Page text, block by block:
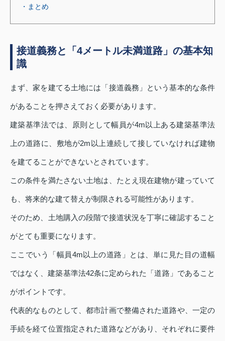
・まとめ
接道義務と「4メートル未満道路」の基本知
識
まず、家を建てる土地には「接道義務」という基本的な条件
があることを押さえておく必要があります。
建築基準法では、原則として幅員が4m以上ある建築基準法
上の道路に、敷地が2m以上連続して接していなければ建物
を建てることができないとされています。
この条件を満たさない土地は、たとえ現在建物が建っていて
も、将来的な建て替えが制限される可能性があります。
そのため、土地購入の段階で接道状況を丁寧に確認すること
がとても重要になります。
ここでいう「幅員4m以上の道路」とは、単に見た目の道幅
ではなく、建築基準法42条に定められた「道路」であること
がポイントです。
代表的なものとして、都市計画で整備された道路や、一定の
手続を経て位置指定された道路などがあり、それぞれに要件